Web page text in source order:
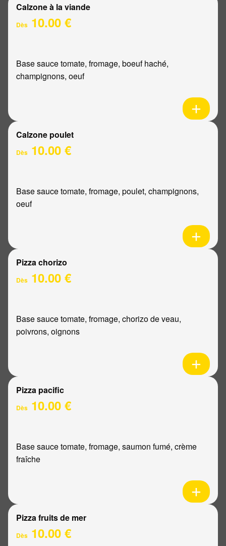
Calzone à la viande
Dès 10.00 €
Base sauce tomate, fromage, boeuf haché,
champignons, oeuf
Calzone poulet
Dès 10.00 €
Base sauce tomate, fromage, poulet, champignons,
oeuf
Pizza chorizo
Dès 10.00 €
Base sauce tomate, fromage, chorizo de veau,
poivrons, oignons
Pizza pacific
Dès 10.00 €
Base sauce tomate, fromage, saumon fumé, crème
fraîche
Pizza fruits de mer
Dès 10.00 €